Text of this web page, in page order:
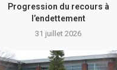
Progression du recours à
l’endettement
31 juillet 2026